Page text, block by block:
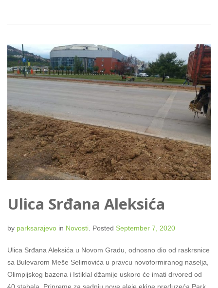
Ulica Srđana Aleksića
by parksarajevo in Novosti. Posted September 7, 2020
Ulica Srđana Aleksića u Novom Gradu, odnosno dio od raskrsnice
sa Bulevarom Meše Selimovića u pravcu novoformiranog naselja,
Olimpijskog bazena i Istiklal džamije uskoro će imati drvored od